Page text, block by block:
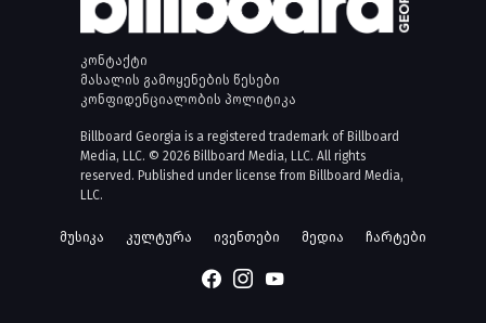
კონტაქტი
მასალის გამოყენების წესები
კონფიდენციალობის პოლიტიკა
Billboard Georgia is a registered trademark of Billboard
Media, LLC. © 2026 Billboard Media, LLC. All rights
reserved. Published under license from Billboard Media,
LLC.
მუსიკა კულტურა ივენთები მედია ჩარტები